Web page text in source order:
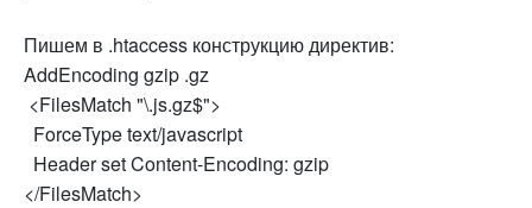
Пишем в .htaccess конструкцию директив:
AddEncoding gzip .gz
<FilesMatch "\.js.gz$">
ForceType text/javascript
Header set Content-Encoding: gzip
</FilesMatch>